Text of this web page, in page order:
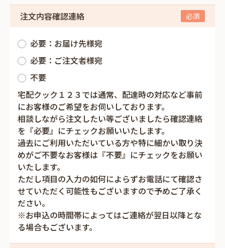
注文内容確認連絡
必要：お届け先様宛
必要：ご注文者様宛
不要
宅配クック１２３では通常、配達時の対応など事前
にお客様のご希望をお伺いしております。
相談しながら注文したい等ございましたら確認連絡
を『必要』にチェックお願いいたします。
過去にご利用いただいている方や特に細かい取り決
めがご不要なお客様は『不要』にチェックをお願い
いたします。
ただし項目の入力の如何によらずお電話にて確認さ
せていただく可能性もございますので予めご了承く
ださい。
※お申込の時間帯によってはご連絡が翌日以降とな
る場合もございます。